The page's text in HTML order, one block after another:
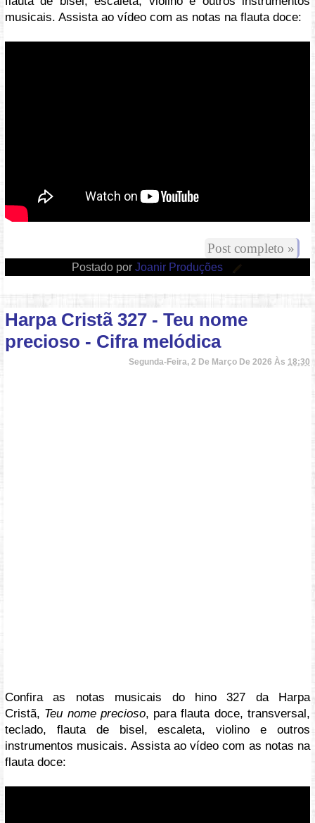
musicais. Assista ao vídeo com as notas na flauta doce:
Post completo »
Postado por Joanir Produções
Harpa Cristã 327 - Teu nome
precioso - Cifra melódica
Segunda-Feira, 2 De Março De 2026 Às 18:30
Confira as notas musicais do hino 327 da Harpa
Cristã, Teu nome precioso, para flauta doce, transversal,
teclado, flauta de bisel, escaleta, violino e outros
instrumentos musicais. Assista ao vídeo com as notas na
flauta doce: